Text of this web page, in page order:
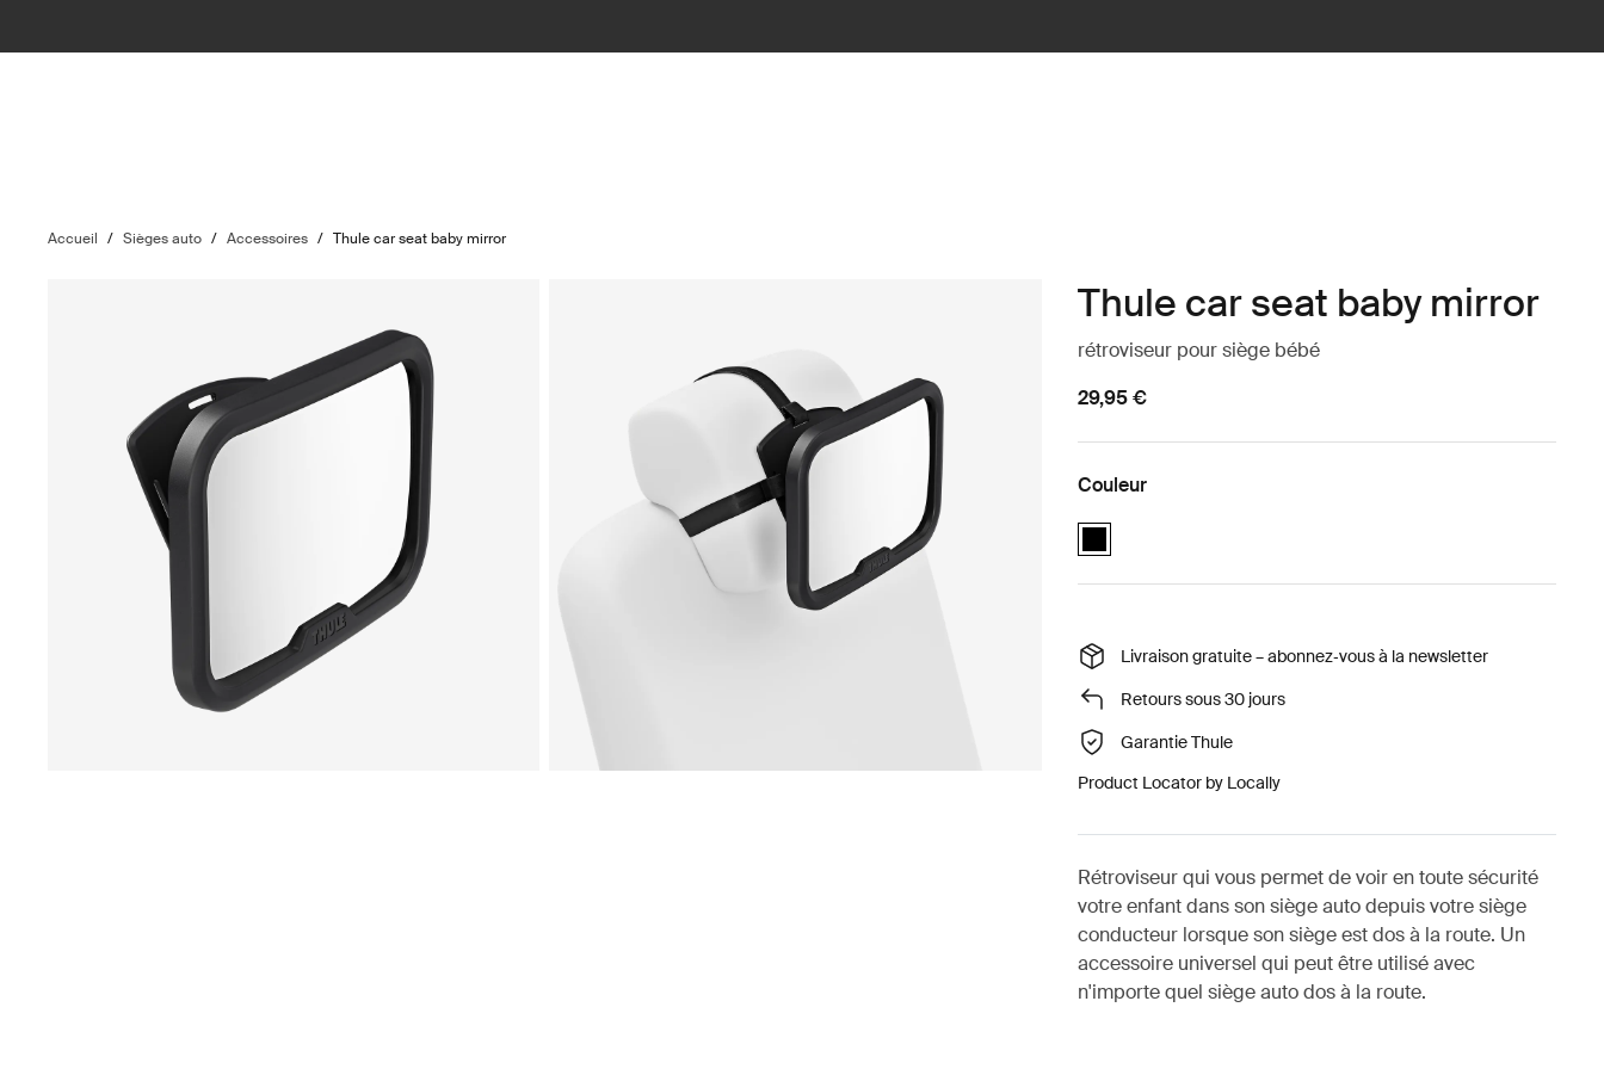
Accueil / Sièges auto / Accessoires / Thule car seat baby mirror
Thule car seat baby mirror
rétroviseur pour siège bébé
29,95 €
Couleur
Thule car seat baby mirror Noir (selected)
Livraison gratuite – abonnez‑vous à la newsletter
Retours sous 30 jours
Garantie Thule
Product Locator by Locally
Rétroviseur qui vous permet de voir en toute sécurité
votre enfant dans son siège auto depuis votre siège
conducteur lorsque son siège est dos à la route. Un
accessoire universel qui peut être utilisé avec
n'importe quel siège auto dos à la route.